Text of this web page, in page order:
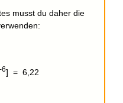
musst du daher die
-6] = 6,22